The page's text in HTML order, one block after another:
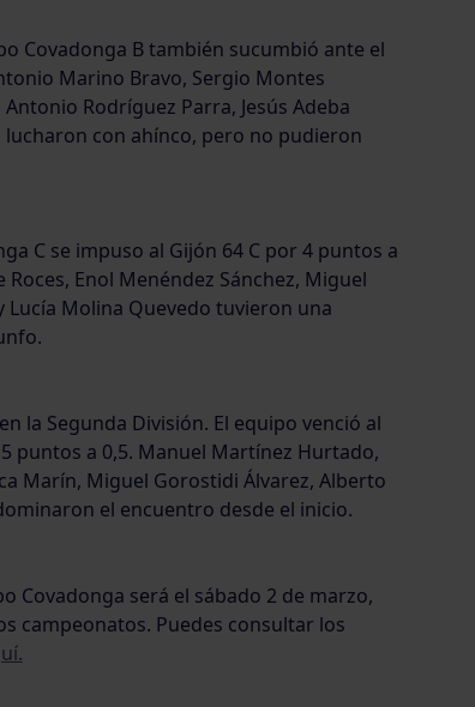
Covadonga B también sucumbió ante el
Marino Bravo, Sergio Montes
Antonio Rodríguez Parra, Jesús Adeba
lucharon con ahínco, pero no pudieron
C se impuso al Gijón 64 C por 4 puntos a
Enol Menéndez Sánchez, Miguel
Lucía Molina Quevedo tuvieron una
la Segunda División. El equipo venció al
puntos a 0,5. Manuel Martínez Hurtado,
Marín, Miguel Gorostidi Álvarez, Alberto
el encuentro desde el inicio.
Covadonga será el sábado 2 de marzo,
campeonatos. Puedes consultar los